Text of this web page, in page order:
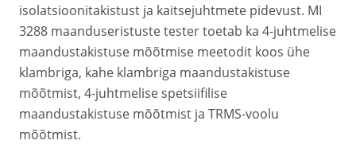
isolatsioonitakistust ja kaitsejuhtmete pidevust. MI
3288 maanduseristuste tester toetab ka 4-juhtmelise
maandustakistuse mõõtmise meetodit koos ühe
klambriga, kahe klambriga maandustakistuse
mõõtmist, 4-juhtmelise spetsiifilise
maandustakistuse mõõtmist ja TRMS-voolu
mõõtmist.